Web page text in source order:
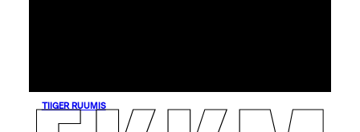
TIIGER RUUMIS